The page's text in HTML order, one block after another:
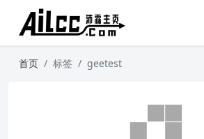
首页 标签 geetest